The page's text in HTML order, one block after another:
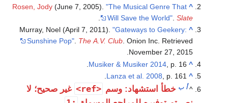
^
Rosen, Jody (June 7, 2005)."The Musical Genre That
Will Save the World" .Slate
^
Murray, Noel (April 7, 2011)."Gateways to Geekery:
Sunshine Pop" The A.V. Club . Onion Inc . Retrieved
November 27,
2015
^
Musiker & Musiker 2014 , p. 16.
^
Lanza et al. 2008 , p. 161.
^أ ب خطأ استشهاد: وسم <ref>
غير صحيح؛ لا